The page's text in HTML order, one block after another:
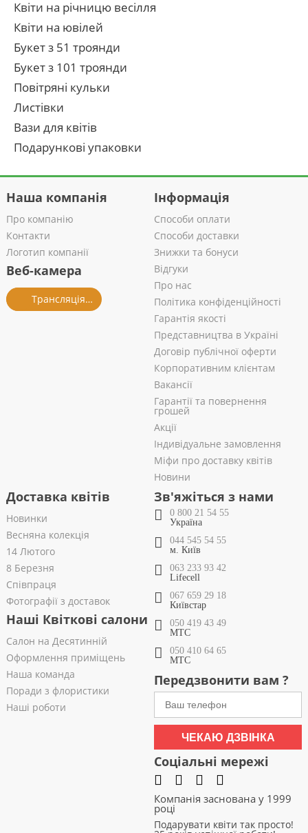
Квіти на річницю весілля
Квіти на ювілей
Букет з 51 троянди
Букет з 101 троянди
Повітряні кульки
Листівки
Вази для квітів
Подарункові упаковки
Наша компанія
Про компанію
Контакти
Логотип компанії
Веб-камера
Трансляція із салону
Інформація
Способи оплати
Способи доставки
Знижки та бонуси
Відгуки
Про нас
Політика конфіденційності
Гарантія якості
Представництва в Україні
Договір публічної оферти
Корпоративним клієнтам
Вакансії
Гарантії та повернення
грошей
Акції
Індивідуальне замовлення
Міфи про доставку квітів
Новини
Доставка квітів
Новинки
Весняна колекція
14 Лютого
8 Березня
Співпраця
Фотографії з доставок
Наші Квіткові салони
Салон на Десятинній
Оформлення приміщень
Наша команда
Поради з флористики
Наші роботи
Зв'яжіться з нами
0 800 21 54 55
Україна
044 545 54 55
м. Київ
063 233 93 42
Lifecell
067 659 29 18
Київстар
050 419 43 49
МТС
050 410 64 65
МТС
Передзвонити вам ?
ЧЕКАЮ ДЗВІНКА
Соціальні мережі
Компанія заснована у 1999
році
Подарувати квіти так просто!